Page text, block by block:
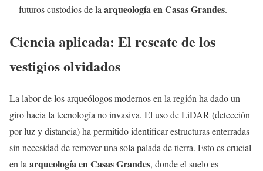
futuros custodios de la arqueología en Casas Grandes.
Ciencia aplicada: El rescate de los
vestigios olvidados
La labor de los arqueólogos modernos en la región ha dado un
giro hacia la tecnología no invasiva. El uso de LiDAR (detección
por luz y distancia) ha permitido identificar estructuras enterradas
sin necesidad de remover una sola palada de tierra. Esto es crucial
en la arqueología en Casas Grandes, donde el suelo es